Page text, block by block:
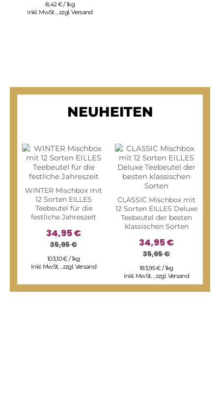
8,42 € / 1kg
Inkl. MwSt.,zzgl.Versand
NEUHEITEN
WINTER Mischbox mit
12 Sorten EILLES
Teebeutel für die
festliche Jahreszeit
34,95 €
35,95 €
103,10 € / 1kg
Inkl. MwSt. , zzgl. Versand
CLASSIC Mischbox mit
12 Sorten EILLES Deluxe
Teebeutel der besten
klassischen Sorten
34,95 €
35,95 €
183,95 € / 1kg
Inkl. MwSt. , zzgl. Versand